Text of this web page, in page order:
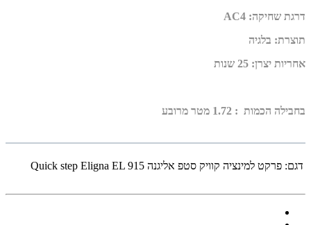
דרגת שחיקה:
AC4
תוצרת: בלגיה
אחריות יצרן: 25 שנות
בחבילה הכמות : 1.72 מטר מרובע
דגם: פרקט למינציה קוויק סטפ אליגנה Quick step Eligna EL 915